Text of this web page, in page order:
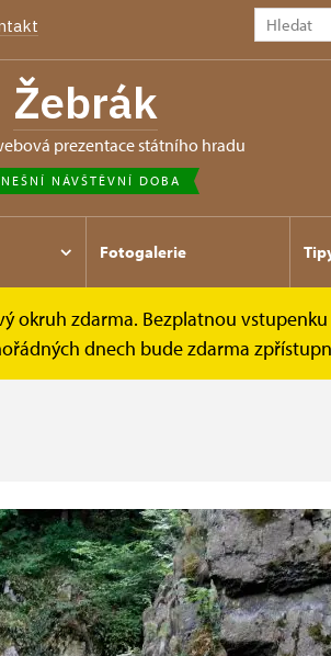
Žebrák
prezentace státního hradu
NÁVŠTĚVNÍ DOBA
Fotogalerie
okruh zdarma. Bezplatnou
dnech bude zdarma